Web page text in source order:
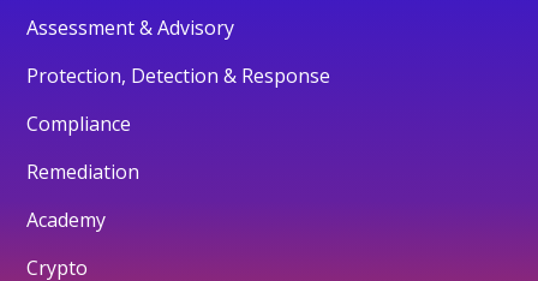
Assessment & Advisory
Protection, Detection & Response
Compliance
Remediation
Academy
Crypto